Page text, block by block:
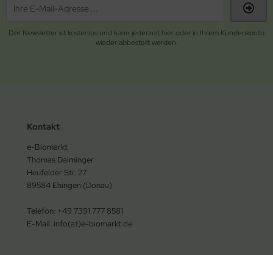
Der Newsletter ist kostenlos und kann jederzeit hier oder in Ihrem Kundenkonto
wieder abbestellt werden.
Kontakt
e-Biomarkt
Thomas Daiminger
Heufelder Str. 27
89584 Ehingen (Donau)
Telefon: +49 7391 777 8581
E-Mail: info(at)e-biomarkt.de